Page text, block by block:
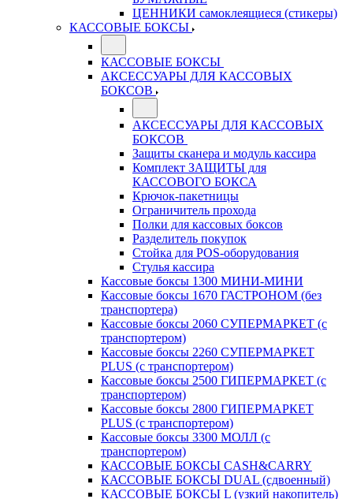
ЦЕННИКИ самоклеящиеся (стикеры)
КАССОВЫЕ БОКСЫ
КАССОВЫЕ БОКСЫ
АКСЕССУАРЫ ДЛЯ КАССОВЫХ
БОКСОВ
АКСЕССУАРЫ ДЛЯ КАССОВЫХ
БОКСОВ
Защиты сканера и модуль кассира
Комплект ЗАЩИТЫ для
КАССОВОГО БОКСА
Крючок-пакетницы
Ограничитель прохода
Полки для кассовых боксов
Разделитель покупок
Стойка для POS-оборудования
Стулья кассира
Кассовые боксы 1300 МИНИ-МИНИ
Кассовые боксы 1670 ГАСТРОНОМ (без
транспортера)
Кассовые боксы 2060 СУПЕРМАРКЕТ (с
транспортером)
Кассовые боксы 2260 СУПЕРМАРКЕТ
PLUS (с транспортером)
Кассовые боксы 2500 ГИПЕРМАРКЕТ (с
транспортером)
Кассовые боксы 2800 ГИПЕРМАРКЕТ
PLUS (с транспортером)
Кассовые боксы 3300 МОЛЛ (с
транспортером)
КАССОВЫЕ БОКСЫ CASH&CARRY
КАССОВЫЕ БОКСЫ DUAL (сдвоенный)
КАССОВЫЕ БОКСЫ L (узкий накопитель)